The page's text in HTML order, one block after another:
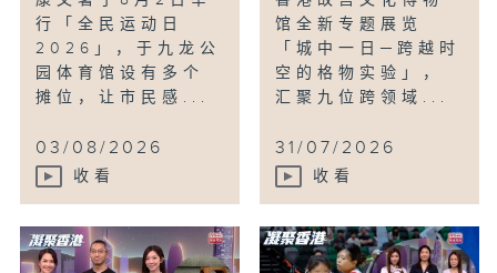
行「全民运动日
2026」，于九龙公
园体育馆设有多个
摊位，让市民感...
03/08/2026
收看
馆全新专题展览
「城中一日─跨越时
空的格物实验」，
汇聚九位跨领域...
31/07/2026
收看